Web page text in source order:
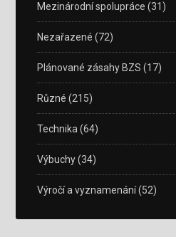
Mezinárodní spolupráce (31)
Nezařazené (72)
Plánované zásahy BZS (17)
Různé (215)
Technika (64)
Výbuchy(34)
Výročí a vyznamenání(52)